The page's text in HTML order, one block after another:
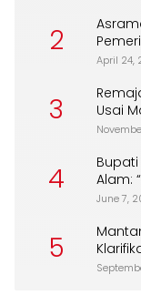
2
DPA
April 24,
3
4
Alam:
June 7,
5